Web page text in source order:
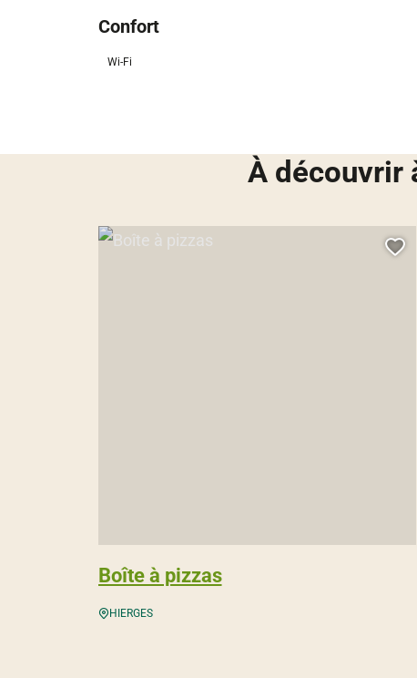
Confort
Wi-Fi
À découvrir
Boîte à pizzas
HIERGES
Boîte à pizzas, © Droits libres